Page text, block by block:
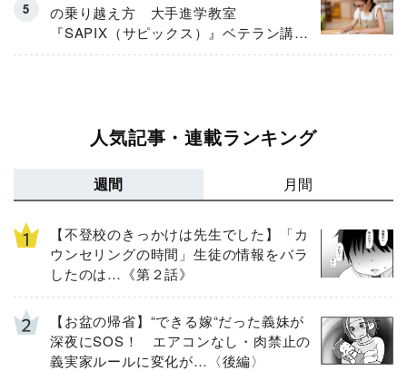
の乗り越え方 大手進学教室
『SAPIX（サピックス）』ベテラン講師
が伝授
人気記事・連載ランキング
週間 月間
【不登校のきっかけは先生でした】「カ
ウンセリングの時間」生徒の情報をバラ
したのは…《第２話》
【お盆の帰省】“できる嫁“だった義妹が
深夜にSOS！ エアコンなし・肉禁止の
義実家ルールに変化が…〈後編〉